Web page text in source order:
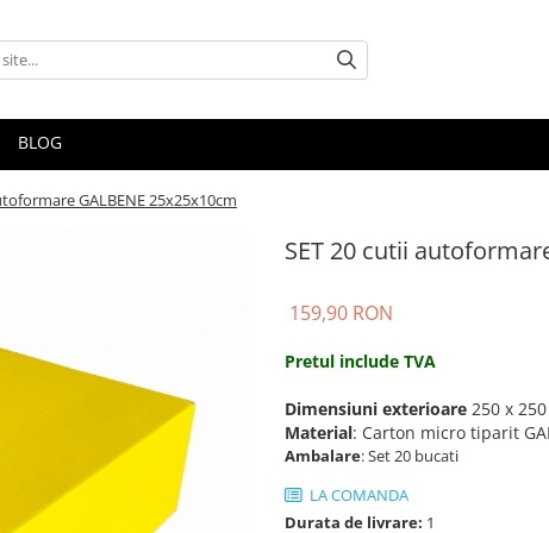
BLOG
GALBENE 25x25x10cm
SET 20 cutii
159,90 RON
Pretul include TVA
Dimensiuni exterioare 250 x
Material: Carton micro tiparit
Ambalare: Set 20 bucati
LA COMANDA
Durata de livrare: 1